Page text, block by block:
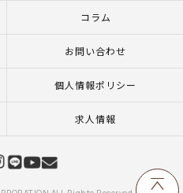
コラム
お問い合わせ
個人情報ポリシー
求人情報